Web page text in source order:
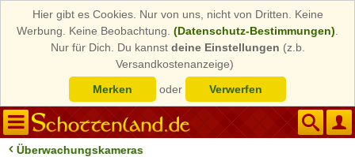
Hier gibt es Cookies. Nur von uns, nicht von Dritten. Keine
Werbung. Keine Beobachtung. (Datenschutz-Bestimmungen)
Nur für Dich. Du kannst deine Einstellungen (z.b.
Versandkostenanzeige)
Merken
oder Verwerfen
Überwachungskameras